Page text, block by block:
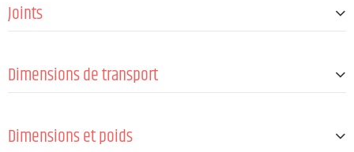
Joints
Inconvénient
Dimensions de transport
Dimensions et poids